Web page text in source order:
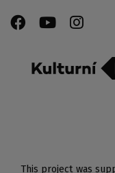
This project was